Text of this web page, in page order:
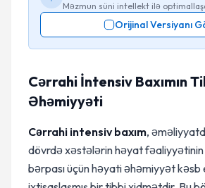
Məzmun süni intellekt ilə
Orijinal Versiyanı
Cərrahi İntensiv Baxımın
Əhəmiyyəti
Cərrahi intensiv baxım,
dövrdə xəstələrin həyat fəaliyyətinin
bərpası üçün həyati əhəmiyyət kəsb